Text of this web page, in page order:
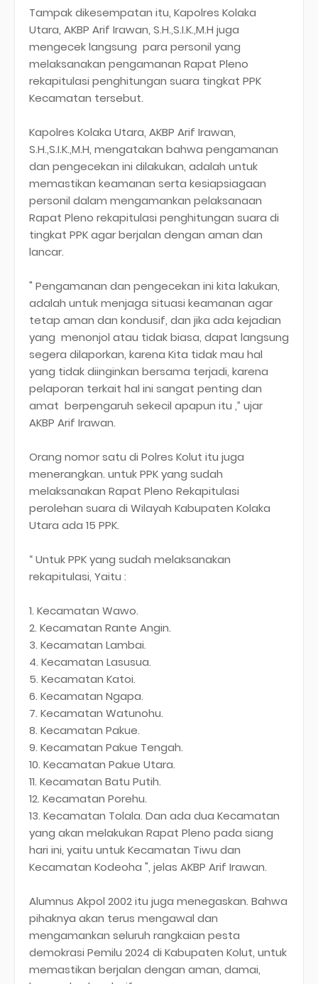
Tampak dikesempatan itu, Kapolres Kolaka
Utara, AKBP Arif Irawan, S.H.,S.I.K.,M.H juga
mengecek langsung para personil yang
melaksanakan pengamanan Rapat Pleno
rekapitulasi penghitungan suara tingkat PPK
Kecamatan tersebut.
Kapolres Kolaka Utara, AKBP Arif Irawan,
S.H.,S.I.K.,M.H, mengatakan bahwa pengamanan
dan pengecekan ini dilakukan, adalah untuk
memastikan keamanan serta kesiapsiagaan
personil dalam mengamankan pelaksanaan
Rapat Pleno rekapitulasi penghitungan suara di
tingkat PPK agar berjalan dengan aman dan
lancar.
" Pengamanan dan pengecekan ini kita lakukan,
adalah untuk menjaga situasi keamanan agar
tetap aman dan kondusif, dan jika ada kejadian
yang menonjol atau tidak biasa, dapat langsung
segera dilaporkan, karena Kita tidak mau hal
yang tidak diinginkan bersama terjadi, karena
pelaporan terkait hal ini sangat penting dan
amat berpengaruh sekecil apapun itu ,” ujar
AKBP Arif Irawan.
Orang nomor satu di Polres Kolut itu juga
menerangkan. untuk PPK yang sudah
melaksanakan Rapat Pleno Rekapitulasi
perolehan suara di Wilayah Kabupaten Kolaka
Utara ada 15 PPK.
“ Untuk PPK yang sudah melaksanakan
rekapitulasi, Yaitu :
1. Kecamatan Wawo.
2. Kecamatan Rante Angin.
3. Kecamatan Lambai.
4. Kecamatan Lasusua.
5. Kecamatan Katoi.
6. Kecamatan Ngapa.
7. Kecamatan Watunohu.
8. Kecamatan Pakue.
9. Kecamatan Pakue Tengah.
10. Kecamatan Pakue Utara.
11. Kecamatan Batu Putih.
12. Kecamatan Porehu.
13. Kecamatan Tolala. Dan ada dua Kecamatan
yang akan melakukan Rapat Pleno pada siang
hari ini, yaitu untuk Kecamatan Tiwu dan
Kecamatan Kodeoha ", jelas AKBP Arif Irawan.
Alumnus Akpol 2002 itu juga menegaskan. Bahwa
pihaknya akan terus mengawal dan
mengamankan seluruh rangkaian pesta
demokrasi Pemilu 2024 di Kabupaten Kolut, untuk
memastikan berjalan dengan aman, damai,